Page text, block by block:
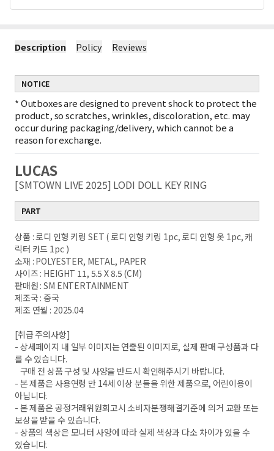
Description Policy Reviews
NOTICE
*Outboxes are designed to prevent shock to protect the
product, so scratches, wrinkles, discoloration, etc. may
occur during packaging/delivery, which cannot be a
reason for exchange.
LUCAS
[SMTOWN LIVE 2025] LODI DOLL KEY RING
PART
상품 : 로디 인형 키링 SET ( 로디 인형 키링 1pc, 로디 인형 옷 1pc, 캐
릭터 카드 1pc )
소재 : POLYESTER, METAL, PAPER
사이즈 : HEIGHT 11, 5.5 X 8.5 (CM)
판매원 : SM ENTERTAINMENT
제조국 : 중국
제조 연월 : 2025.04
[취급 주의사항]
- 상세페이지 내 일부 이미지는 연출된 이미지로, 실제 판매 구성품과 다
를 수 있습니다.
구매 전 상품 구성 및 사양을 반드시 확인해주시기 바랍니다.
- 본 제품은 사용연령 만 14세 이상 분들을 위한 제품으로, 어린이용이
아닙니다.
- 본 제품은 공정거래위원회고시 소비자분쟁해결기준에 의거 교환 또는
보상을 받을 수 있습니다.
- 상품의 색상은 모니터 사양에 따라 실제 색상과 다소 차이가 있을 수
있습니다.